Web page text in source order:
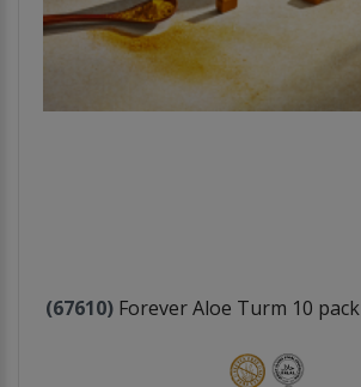
(67610) Forever Aloe Turm 10 pack